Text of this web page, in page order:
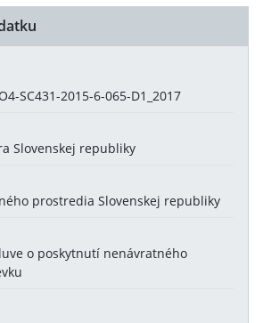
SC431-2015-6-065-D1_2017
Slovenskej republiky
prostredia Slovenskej republiky
o poskytnutí nenávratného